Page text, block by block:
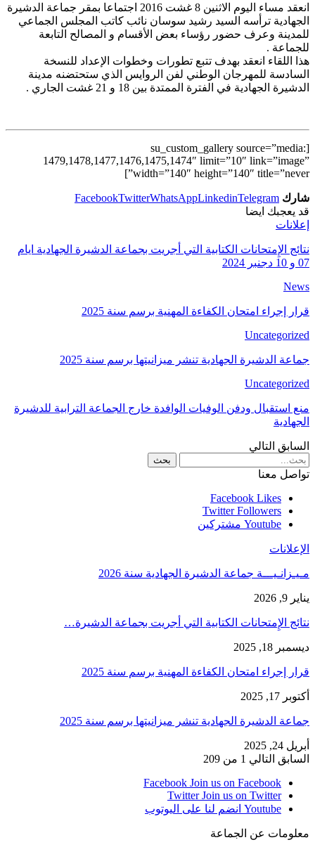
انعقد مساء اليوم الاثنين 8 غشت 2016 اجتماعا بمقر جماعة الدشيرة
الجهادية ترأسه السيد رشيد سوسان نائب كاتب المجلس الجماعي
للمدينة وعرف حضور رؤساء بعض الأقسام و المصالح التابعة
للجماعة .
هذا اللقاء انعقد بهدف تتبع تطورات وخطوات الإعداد للنسخة
السادسة للمهرجان الوطني لفن الروايس الذي ستحتضنه مدينة
الدشيرة الجهادية في الفترة الممتدة بين 18 و 21 غشت الجاري .
[su_custom_gallery source=”media:
1479,1478,1477,1476,1475,1474″ limit=”10″ link=”image”
width=”140″ height=”140″ title=”never”]
شارك FacebookTwitterWhatsAppLinkedinTelegram
قد يعجبك ايضا
إعلانات
نتائج الإِمتحانات الكتابية التي أجريت بجماعة الدشيرة الجهادية ايام
07 و 10 دجنبر 2024
News
قرار إجراء امتحان الكفاءة المهنية برسم سنة 2025
Uncategorized
جماعة الدشيرة الجهادية تنشر ميزانيتها برسم سنة 2025
Uncategorized
منع استقبال ودفن الوفيات الوافدة خارج الجماعة الترابية للدشيرة
الجهادية
السابق التالي
تواصل معنا
Facebook Likes
Twitter Followers
Youtube مشتركين
الإعلانات
مـيـزانـيـــة جماعة الدشيرة الجهادية سنة 2026
يناير 9, 2026
نتائج الإِمتحانات الكتابية التي أجريت بجماعة الدشيرة…
ديسمبر 18, 2025
قرار إجراء امتحان الكفاءة المهنية برسم سنة 2025
أكتوبر 17, 2025
جماعة الدشيرة الجهادية تنشر ميزانيتها برسم سنة 2025
أبريل 24, 2025
السابق التالي 1 من 209
Facebook Join us on Facebook
Twitter Join us on Twitter
Youtube انضم لنا على اليوتوب
معلومات عن الجماعة